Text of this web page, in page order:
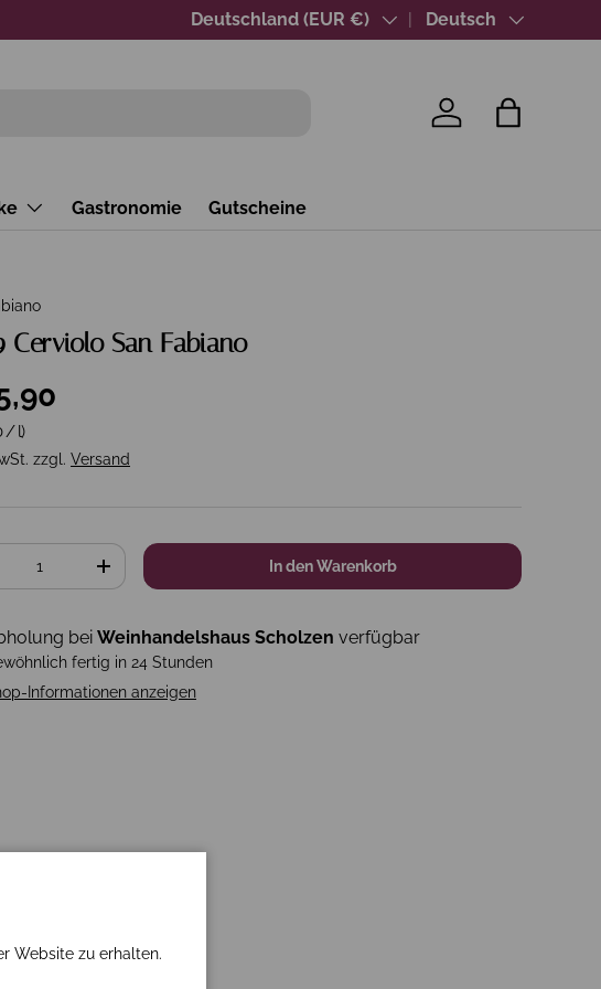
Über 40 Jahre Wein-Expertise
Land/Region
Deutschland (EUR €) SpracheDeutsch
Einloggen
Gastronomie Gutscheine
Cerviolo San Fabiano
/l)
zzgl. Versand
+ In den Warenkorb
bei Weinhandelshaus Scholzen verfügbar
fertig in 24 Stunden
Informationen anzeigen
Website zu erhalten.